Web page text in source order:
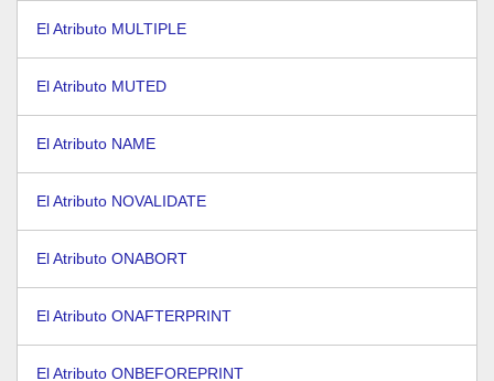
El Atributo MULTIPLE
El Atributo MUTED
El Atributo NAME
El Atributo NOVALIDATE
El Atributo ONABORT
El Atributo ONAFTERPRINT
El Atributo ONBEFOREPRINT